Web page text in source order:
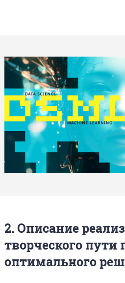
2. Описание
творческого пути
оптимального